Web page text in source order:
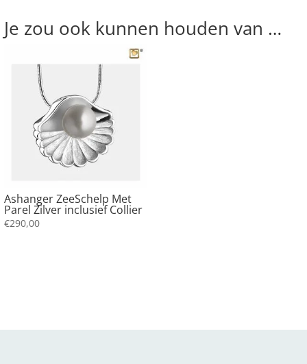
Je zou ook kunnen houden van …
Ashanger ZeeSchelp Met
Parel Zilver inclusief Collier
€290,00